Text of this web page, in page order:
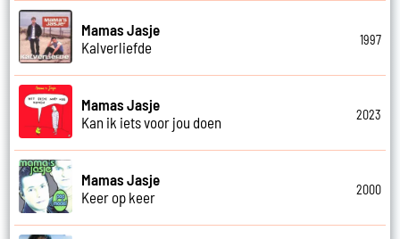
Mamas Jasje
Kalverliefde
1997
Mamas Jasje
Kan ik iets voor jou doen
2023
Mamas Jasje
Keer op keer
2000